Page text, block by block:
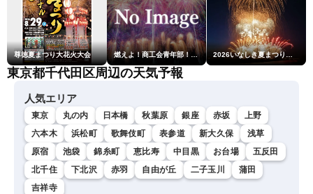
尊徳夏まつり大花火大会 燃えよ！商工会青年部！！第23回こうのす花火大会
東京都千代田区周辺の天気予報
人気エリア
東京 丸の内 日本橋 秋葉原 銀座 赤坂
上野
六本木
浜松町 歌舞伎町 表参道 新大久保
浅草
原宿
池袋 錦糸町 恵比寿 中目黒 お台場
五反田
北千住
下北沢 赤羽 自由が丘 二子玉川
蒲田
吉祥寺